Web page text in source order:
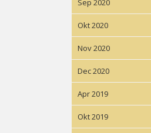
Sep 2020
Okt 2020
Nov 2020
Dec 2020
Apr 2019
Okt 2019